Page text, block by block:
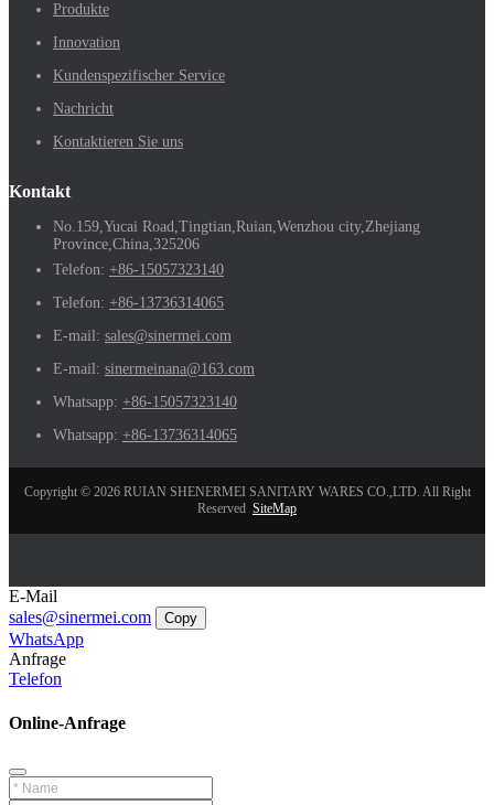
Produkte
Innovation
Kundenspezifischer Service
Nachricht
Kontaktieren Sie uns
Kontakt
No.159,Yucai Road,Tingtian,Ruian,Wenzhou city,Zhejiang
Province,China,325206
Telefon: +86-15057323140
Telefon: +86-13736314065
E-mail: sales@sinermei.com
E-mail: sinermeinana@163.com
Whatsapp: +86-15057323140
Whatsapp: +86-13736314065
Copyright © 2026 RUIAN SHENERMEI SANITARY WARES CO.,LTD. All Right
Reserved SiteMap
E-Mail
sales@sinermei.com
Copy
WhatsApp
Anfrage
Telefon
Online-Anfrage